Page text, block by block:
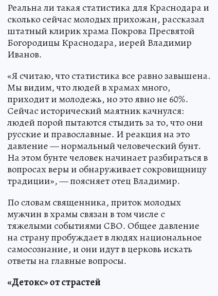
Реальна ли такая статистика для Краснодара и
сколько сейчас молодых прихожан, рассказал
штатный клирик храма Покрова Пресвятой
Богородицы Краснодара, иерей Владимир
Иванов.
«Я считаю, что статистика все равно завышена.
Мы видим, что людей в храмах много,
приходит и молодежь, но это явно не 60%.
Сейчас исторический маятник качнулся:
людей порой пытаются стыдить за то, что они
русские и православные. И реакция на это
давление — нормальный человеческий бунт.
На этом бунте человек начинает разбираться в
вопросах веры и обнаруживает сокровищницу
традиции», — поясняет отец Владимир.
По словам священника, приток молодых
мужчин в храмы связан в том числе с
тяжелыми событиями СВО. Общее давление
на страну пробуждает в людях национальное
самосознание, и они идут в церковь искать
ответы на главные вопросы.
«Детокс» от страстей